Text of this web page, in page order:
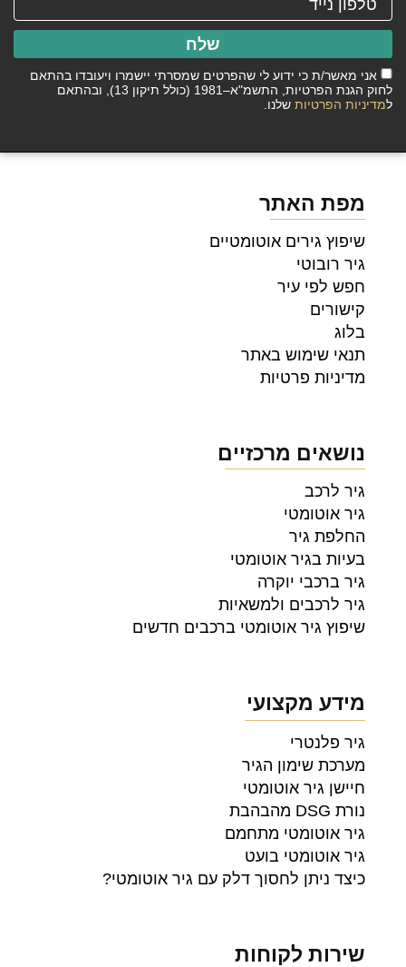
אני מאשר/ת כי ידוע לי שהפרטים שמסרתי יישמרו ויעובדו בהתאם
לחוק הגנת הפרטיות, התשמ"א–1981 (כולל תיקון 13), ובהתאם
למדיניות הפרטיות שלנו.
שלח
מפת האתר
שיפוץ גירים אוטומטיים
גיר רובוטי
חפש לפי עיר
קישורים
בלוג
תנאי שימוש באתר
מדיניות פרטיות
נושאים מרכזיים
גיר לרכב
גיר אוטומטי
החלפת גיר
בעיות בגיר אוטומטי
גיר ברכבי יוקרה
גיר לרכבים ולמשאיות
שיפוץ גיר אוטומטי ברכבים חדשים
מידע מקצועי
גיר פלנטרי
מערכת שימון הגיר
חיישן גיר אוטומטי
נורת DSG מהבהבת
גיר אוטומטי מתחמם
גיר אוטומטי בועט
כיצד ניתן לחסוך דלק עם גיר אוטומטי?
שירות לקוחות